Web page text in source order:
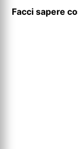
Facci sapere